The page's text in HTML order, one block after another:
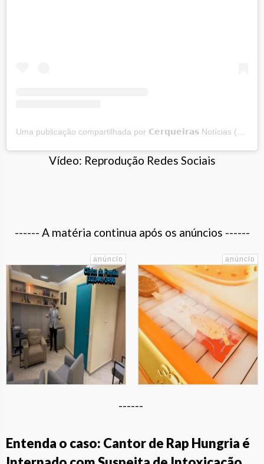
Uma publicação compartilhada por 𝗖𝗲𝗿𝗾𝘂𝗲𝗶𝗿𝗮𝘀 Notícias (@cerqueirasnoticias)
Vídeo: Reprodução Redes Sociais
------ A matéria continua após os anúncios ------
------
Entenda o caso: Cantor de Rap Hungria é